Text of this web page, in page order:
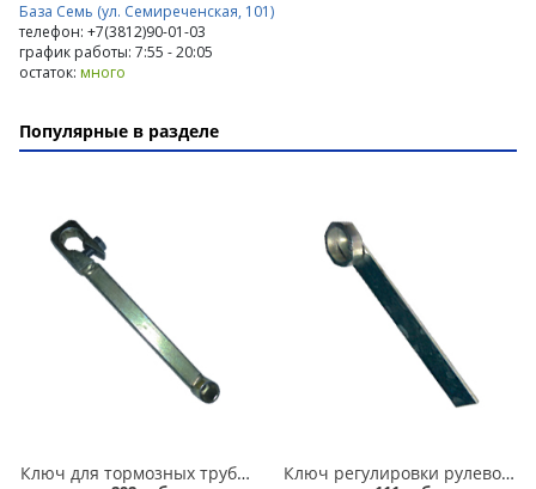
База Семь (ул. Семиреченская, 101)
телефон: +7(3812)90-01-03
график работы: 7:55 - 20:05
остаток: много
Популярные в разделе
Ключ для тормозных трубок 10*12 усиленный в Кургане Ключ регулировки рулевой рейки 2110-012 в Кургане